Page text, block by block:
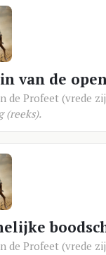
van de
de Profeet (vrede
(reeks).
de Profeet (vrede